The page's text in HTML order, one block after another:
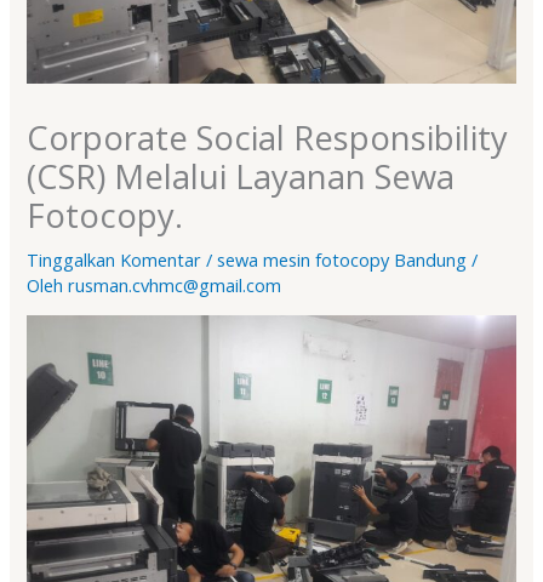
Corporate Social Responsibility
(CSR) Melalui Layanan Sewa
Fotocopy.
Tinggalkan Komentar /sewa mesin fotocopy Bandung /
Olehrusman.cvhmc@gmail.com